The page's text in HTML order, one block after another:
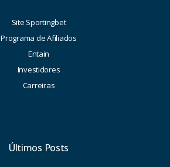
Site Sportingbet
Programa de Afiliados
Entain
Investidores
Carreiras
Últimos Posts